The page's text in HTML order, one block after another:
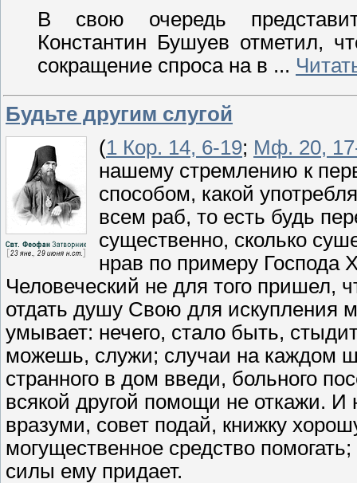
В свою очередь
Константин Бушуев отметил,
сокращение спроса на в ...
Будьте другим слугой
(1 Кор. 14, 6-19; Мф. 20,
нашему стремлению к
способом, какой
всем раб, то есть будь
существенно, сколько
нрав по примеру Господа
Человеческий не для того пришел,
отдать душу Свою для искупления
умывает: нечего, стало быть,
можешь, служи; случаи на каждом
странного в дом введи, больного
всякой другой помощи не откажи. И
вразуми, совет подай, книжку
могущественное средство
силы ему придает.